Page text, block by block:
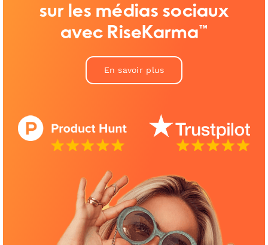
sur les médias sociaux
avec RiseKarma™
En savoir plus